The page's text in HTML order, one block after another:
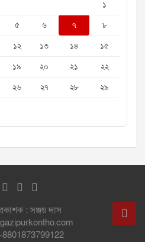
১
৫ ৬ ৭
৮
১২ ১৩ ১৪
১৫
১৯ ২০ ২১
২২
২৬ ২৭ ২৮
২৯
: সঞ্জয় দাস